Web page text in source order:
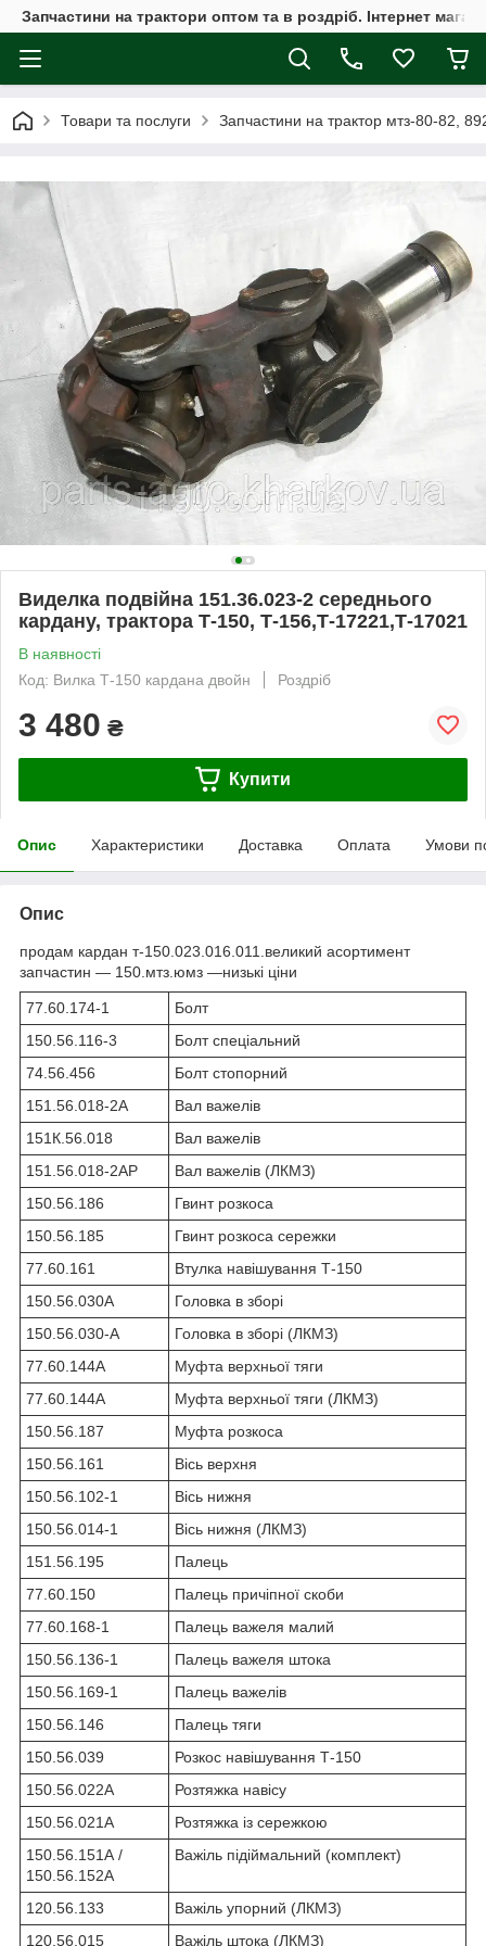
Запчастини на трактори оптом та в роздріб. Інтернет
Товари та послуги Запчастини на трактор мтз-80-82,
Виделка подвійна 151.36.023-2 середнього
кардану, трактора Т-150, Т-156,Т-17221,Т-17021
В наявності
Код: Вилка Т-150 кардана двойн
Роздріб
3 480 ₴
Купити
Опис Характеристики Доставка Оплата Умови
Опис
продам кардан т-150.023.016.011.великий асортимент
запчастин — 150.мтз.юмз —низькі ціни
77.60.174-1
Болт
150.56.116-3
Болт спеціальний
74.56.456
Болт стопорний
151.56.018-2А
Вал важелів
151К.56.018
Вал важелів
151.56.018-2АР
Вал важелів (ЛКМЗ)
150.56.186
Гвинт розкоса
150.56.185
Гвинт розкоса сережки
77.60.161
Втулка навішування Т-150
150.56.030А
Головка в зборі
150.56.030-А
Головка в зборі (ЛКМЗ)
77.60.144А
Муфта верхньої тяги
77.60.144А
Муфта верхньої тяги (ЛКМЗ)
150.56.187
Муфта розкоса
150.56.161
Вісь верхня
150.56.102-1
Вісь нижня
150.56.014-1
Вісь нижня (ЛКМЗ)
151.56.195
Палець
77.60.150
Палець причіпної скоби
77.60.168-1
Палець важеля малий
150.56.136-1
Палець важеля штока
150.56.169-1
Палець важелів
150.56.146
Палець тяги
150.56.039
Розкос навішування Т-150
150.56.022А
Розтяжка навісу
150.56.021А
Розтяжка із сережкою
150.56.151А /
150.56.152А
Важіль підіймальний (комплект)
120.56.133
Важіль упорний (ЛКМЗ)
120.56.015
Важіль штока (ЛКМЗ)